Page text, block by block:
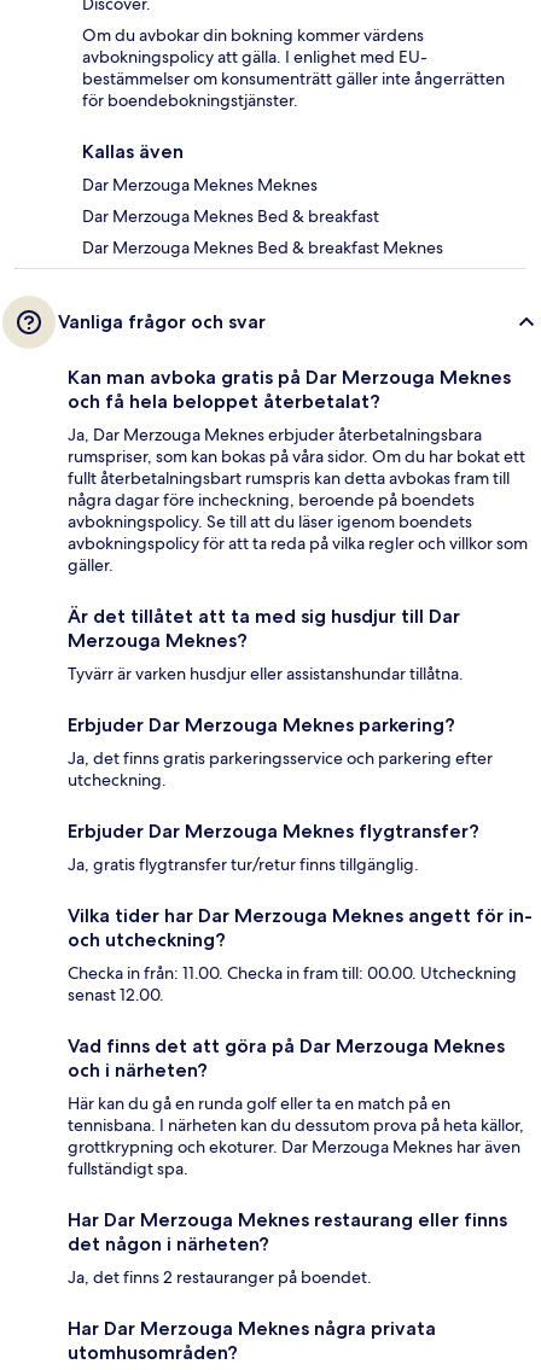
Om du avbokar din bokning kommer värdens
avbokningspolicy att gälla. I enlighet med EU-
bestämmelser om konsumenträtt gäller inte ångerrätten
för boendebokningstjänster.
Kallas även
Dar Merzouga Meknes Meknes
Dar Merzouga Meknes Bed & breakfast
Dar Merzouga Meknes Bed & breakfast Meknes
Vanliga frågor och svar
Kan man avboka gratis på Dar Merzouga Meknes
och få hela beloppet återbetalat?
Ja, Dar Merzouga Meknes erbjuder återbetalningsbara
rumspriser, som kan bokas på våra sidor. Om du har bokat ett
fullt återbetalningsbart rumspris kan detta avbokas fram till
några dagar före incheckning, beroende på boendets
avbokningspolicy. Se till att du läser igenom boendets
avbokningspolicy för att ta reda på vilka regler och villkor som
gäller.
Är det tillåtet att ta med sig husdjur till Dar
Merzouga Meknes?
Tyvärr är varken husdjur eller assistanshundar tillåtna.
Erbjuder Dar Merzouga Meknes parkering?
Ja, det finns gratis parkeringsservice och parkering efter
utcheckning.
Erbjuder Dar Merzouga Meknes flygtransfer?
Ja, gratis flygtransfer tur/retur finns tillgänglig.
Vilka tider har Dar Merzouga Meknes angett för in-
och utcheckning?
Checka in från: 11.00. Checka in fram till: 00.00. Utcheckning
senast 12.00.
Vad finns det att göra på Dar Merzouga Meknes
och i närheten?
Här kan du gå en runda golf eller ta en match på en
tennisbana. I närheten kan du dessutom prova på heta källor,
grottkrypning och ekoturer. Dar Merzouga Meknes har även
fullständigt spa.
Har Dar Merzouga Meknes restaurang eller finns
det någon i närheten?
Ja, det finns 2 restauranger på boendet.
Har Dar Merzouga Meknes några privata
utomhusområden?